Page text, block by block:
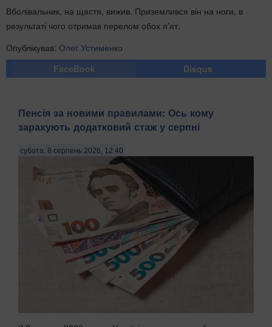
Вболівальник, на щастя, вижив. Приземлився він на ноги, в
результаті чого отримав перелом обох п'ят.
Опублікував: Олег Устименко
FaceBook
Disqus
Пенсія за новими правилами: Ось кому
зарахують додатковий стаж у серпні
субота, 8 серпень 2026, 12:40